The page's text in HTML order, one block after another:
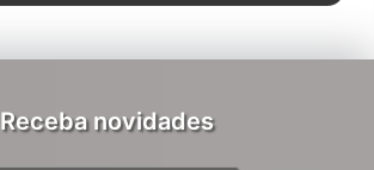
Receba novidades